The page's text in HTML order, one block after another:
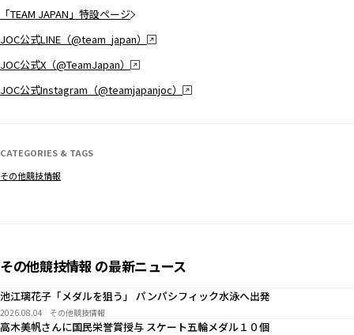
「TEAM JAPAN」特設ページ
JOC公式LINE（@team_japan）
JOC公式X（@TeamJapan）
JOC公式Instagram（@teamjapanjoc）
CATEGORIES & TAGS
その他競技情報
その他競技情報 の最新ニュース
池江璃花子「メダルを狙う」 パンパシフィック水泳へ出発
2026.08.04 その他競技情報
高木美帆さんに国民栄誉賞授与 スケート五輪メダル１０個